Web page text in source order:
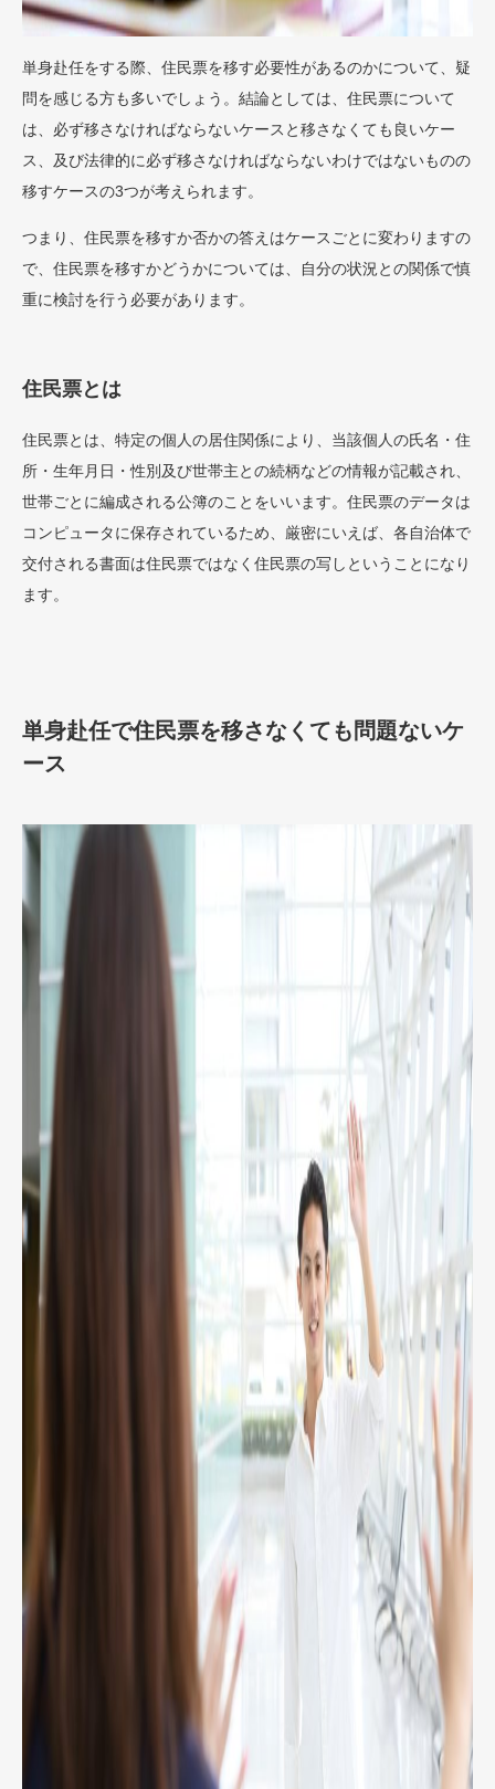
単身赴任をする際、住民票を移す必要性があるのかについて、疑
問を感じる方も多いでしょう。結論としては、住民票について
は、必ず移さなければならないケースと移さなくても良いケー
ス、及び法律的に必ず移さなければならないわけではないものの
移すケースの3つが考えられます。
つまり、住民票を移すか否かの答えはケースごとに変わりますの
で、住民票を移すかどうかについては、自分の状況との関係で慎
重に検討を行う必要があります。
住民票とは
住民票とは、特定の個人の居住関係により、当該個人の氏名・住
所・生年月日・性別及び世帯主との続柄などの情報が記載され、
世帯ごとに編成される公簿のことをいいます。住民票のデータは
コンピュータに保存されているため、厳密にいえば、各自治体で
交付される書面は住民票ではなく住民票の写しということになり
ます。
単身赴任で住民票を移さなくても問題ないケ
ース